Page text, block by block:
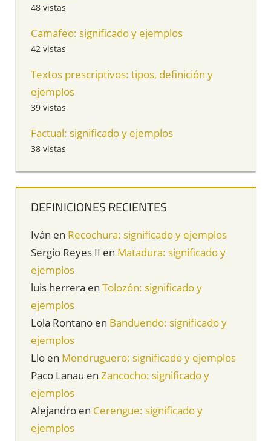
48 vistas
Camafeo: significado y ejemplos
42 vistas
Textos prescriptivos: tipos, definición y
ejemplos
39 vistas
Factual: significado y ejemplos
38 vistas
DEFINICIONES RECIENTES
Iván en Recochura: significado y ejemplos
Sergio Reyes II en Matadura: significado y
ejemplos
luis herrera en Tolozón: significado y
ejemplos
Lola Rontano en Banduendo: significado y
ejemplos
Llo en Mendruguero: significado y ejemplos
Paco Lanau en Zancocho: significado y
ejemplos
Alejandro en Cerengue: significado y
ejemplos